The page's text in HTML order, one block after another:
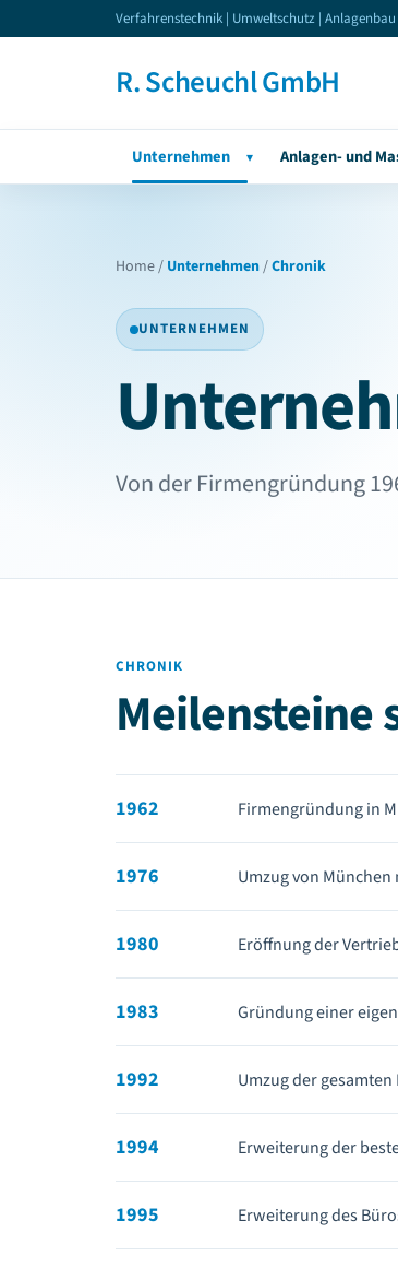
Verfahrenstechnik | Umweltschutz |
R. Scheuchl GmbH
Unternehmen ▾ Anlagen- und
Home/ Unternehmen/Chronik
UNTERNEHMEN
Von der Firmengründung
CHRONIK
Meilensteine
1962 Firmengründung in
1976 Umzug von
1980 Eröffnung der
1983 Gründung einer
1992 Umzug der
1994 Erweiterung der
1995 Erweiterung des